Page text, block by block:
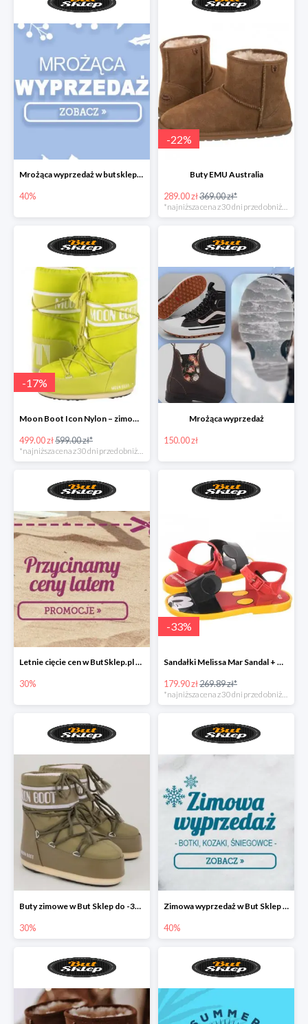
Mrożąca wyprzedaż w butsklep.pl
40%
-22%
Buty EMU Australia
289.00 zł369.00 zł*
*najniższa cena z 30 dni przed obniżką
-17%
Moon Boot Icon Nylon – zimowe śniegowce dla dzieci
499.00 zł599.00 zł*
Mrożąca wyprzedaż
150.00 zł
Letnie cięcie cen w ButSklep.pl do -30%
30%
-33%
Sandałki Melissa Mar Sandal + Mickey pachnące gumą balonową!
179.90 zł269.89 zł*
*najniższa cena z 30 dni przed obniżką
Buty zimowe w But Sklep do -30%
30%
Zimowa wyprzedaż w But Sklep do -40%
40%